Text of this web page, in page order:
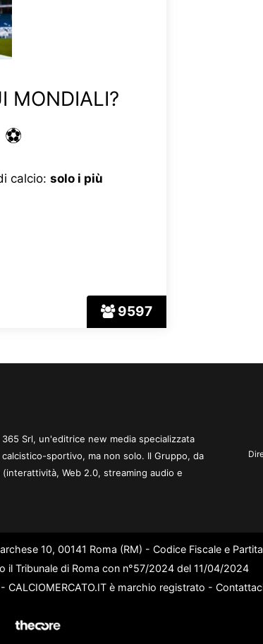
9597
MONDIALI?
calcio: solo i più
Srl, un'editrice new media specializzata
sportivo, ma non solo. Il Gruppo, da
Web 2.0, streaming audio e
10, 00141 Roma (RM) - Codice Fiscale e
il Tribunale di Roma con n°57/2024 del 11/04/2024
è marchio registrato -